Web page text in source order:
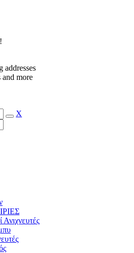
addresses
more
X
Ανιχνευτές